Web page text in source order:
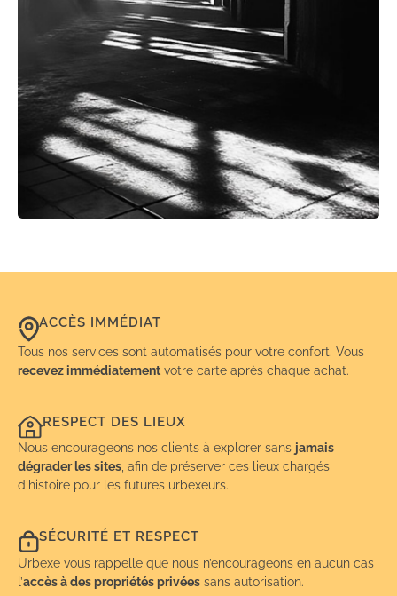
ACCÈS IMMÉDIAT
Tous nos services sont automatisés pour votre confort. Vous
recevez immédiatement votre carte après chaque achat.
RESPECT DES LIEUX
Nous encourageons nos clients à explorer sans jamais
dégrader les sites , afin de préserver ces lieux chargés
d’histoire pour les futures urbexeurs.
SÉCURITÉ ET RESPECT
Urbexe vous rappelle que nous n’encourageons en aucun cas
l’accès à des propriétés privées sans autorisation.